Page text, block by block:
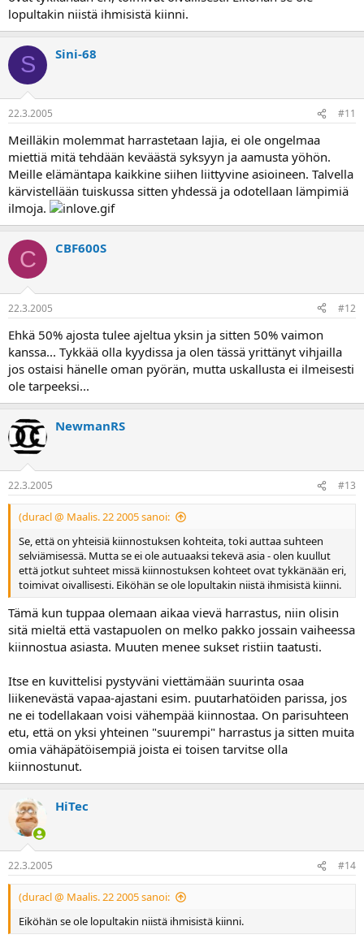
lopultakin niistä ihmisistä kiinni.
S Sini-68
22.3.2005 #11
Meilläkin molemmat harrastetaan lajia, ei ole ongelmaa
miettiä mitä tehdään keväästä syksyyn ja aamusta yöhön.
Meille elämäntapa kaikkine siihen liittyvine asioineen. Talvella
kärvistellään tuiskussa sitten yhdessä ja odotellaan lämpimiä
ilmoja.
C CBF600S
22.3.2005 #12
Ehkä 50% ajosta tulee ajeltua yksin ja sitten 50% vaimon
kanssa... Tykkää olla kyydissa ja olen tässä yrittänyt vihjailla
jos ostaisi hänelle oman pyörän, mutta uskallusta ei ilmeisesti
ole tarpeeksi...
NewmanRS
22.3.2005 #13
(duracl @ Maalis. 22 2005 sanoi:
Se, että on yhteisiä kiinnostuksen kohteita, toki auttaa suhteen
selviämisessä. Mutta se ei ole autuaaksi tekevä asia - olen kuullut
että jotkut suhteet missä kiinnostuksen kohteet ovat tykkänään eri,
toimivat oivallisesti. Eiköhän se ole lopultakin niistä ihmisistä kiinni.
Tämä kun tuppaa olemaan aikaa vievä harrastus, niin olisin
sitä mieltä että vastapuolen on melko pakko jossain vaiheessa
kiinnostua asiasta. Muuten menee sukset ristiin taatusti.
Itse en kuvittelisi pystyväni viettämään suurinta osaa
liikenevästä vapaa-ajastani esim. puutarhatöiden parissa, jos
ne ei todellakaan voisi vähempää kiinnostaa. On parisuhteen
etu, että on yksi yhteinen "suurempi" harrastus ja sitten muita
omia vähäpätöisempiä joista ei toisen tarvitse olla
kiinnostunut.
HiTec
22.3.2005 #14
(duracl @ Maalis. 22 2005 sanoi:
Eiköhän se ole lopultakin niistä ihmisistä kiinni.